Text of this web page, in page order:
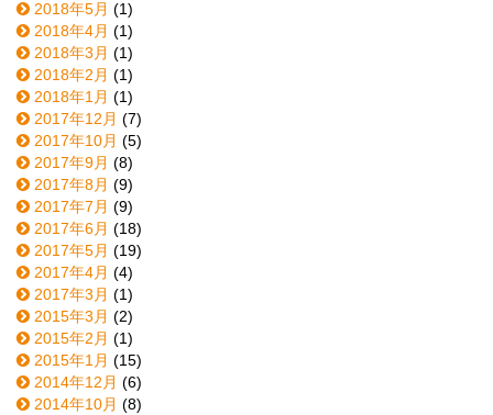
2018年5月 (1)
2018年4月 (1)
2018年3月 (1)
2018年2月 (1)
2018年1月 (1)
2017年12月 (7)
2017年10月 (5)
2017年9月 (8)
2017年8月 (9)
2017年7月 (9)
2017年6月 (18)
2017年5月 (19)
2017年4月 (4)
2017年3月 (1)
2015年3月 (2)
2015年2月 (1)
2015年1月 (15)
2014年12月 (6)
2014年10月 (8)